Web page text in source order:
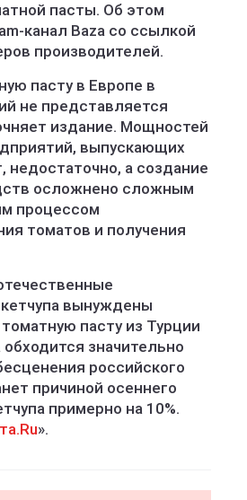
пасты. Об этом
канал Baza со ссылкой
производителей.
пасту в Европе в
не представляется
издание. Мощностей
выпускающих
недостаточно, а создание
осложнено сложным
процессом
томатов и получения
вынуждены
пасту из Турции
обходится значительно
российского
причиной осеннего
примерно на 10%.
».